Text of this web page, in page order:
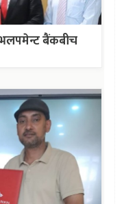
बैंकबीच